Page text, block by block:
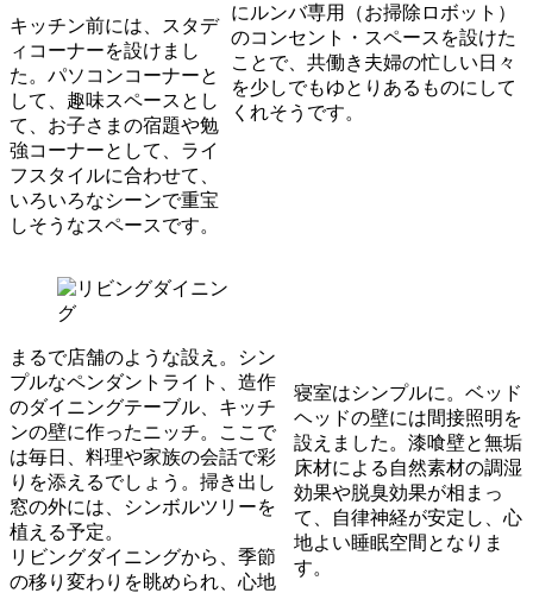
キッチン前には、スタデ
ィコーナーを設けまし
た。パソコンコーナーと
して、趣味スペースとし
て、お子さまの宿題や勉
強コーナーとして、ライ
フスタイルに合わせて、
いろいろなシーンで重宝
しそうなスペースです。
にルンバ専用（お掃除ロボット）
のコンセント・スペースを設けた
ことで、共働き夫婦の忙しい日々
を少しでもゆとりあるものにして
くれそうです。
まるで店舗のような設え。シン
プルなペンダントライト、造作
のダイニングテーブル、キッチ
ンの壁に作ったニッチ。ここで
は毎日、料理や家族の会話で彩
りを添えるでしょう。掃き出し
窓の外には、シンボルツリーを
植える予定。
リビングダイニングから、季節
の移り変わりを眺められ、心地
寝室はシンプルに。ベッド
ヘッドの壁には間接照明を
設えました。漆喰壁と無垢
床材による自然素材の調湿
効果や脱臭効果が相まっ
て、自律神経が安定し、心
地よい睡眠空間となりま
す。